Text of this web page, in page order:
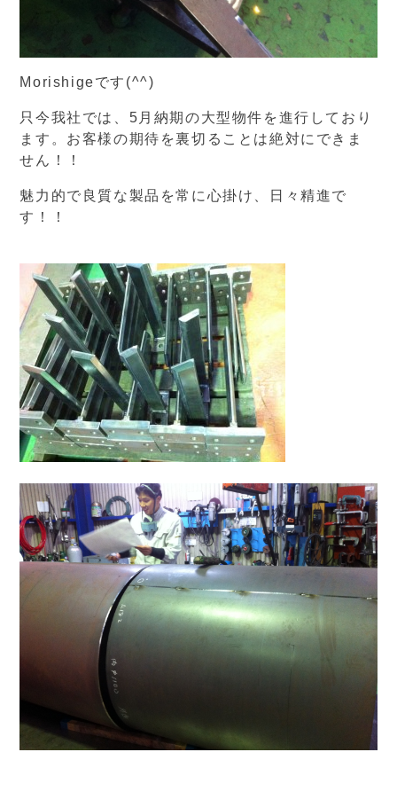
Morishigeです(^^)
只今我社では、5月納期の大型物件を進行しており
ます。お客様の期待を裏切ることは絶対にできま
せん！！
魅力的で良質な製品を常に心掛け、日々精進で
す！！